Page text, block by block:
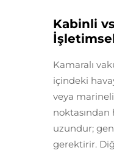
Kabinli
Kamaralı
içindeki
veya
noktasından
uzundur;
gerektirir.